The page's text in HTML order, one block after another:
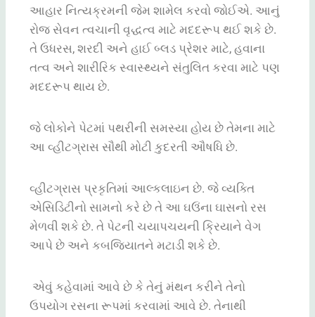
આહાર નિત્યક્રમની જેમ શામેલ કરવો જોઈએ. આનું
રોજ સેવન ત્વચાની વૃદ્ધત્વ માટે મદદરૂપ થઈ શકે છે.
તે ઉધરસ, શરદી અને હાઈ બ્લડ પ્રેશર માટે, હવાના
તત્વ અને શારીરિક સ્વાસ્થ્યને સંતુલિત કરવા માટે પણ
મદદરૂપ થાય છે.
જે લોકોને પેટમાં પથરીની સમસ્યા હોય છે તેમના માટે
આ વ્હીટગ્રાસ સૌથી મોટી કુદરતી ઔષધિ છે.
વ્હીટગ્રાસ પ્રકૃતિમાં આલ્કલાઇન છે. જે વ્યક્તિ
એસિડિટીનો સામનો કરે છે તે આ ઘઉંના ઘાસનો રસ
મેળવી શકે છે. તે પેટની ચયાપચયની ક્રિયાને વેગ
આપે છે અને કબજિયાતને મટાડી શકે છે.
એવું કહેવામાં આવે છે કે તેનું મંથન કરીને તેનો
ઉપયોગ રસના રૂપમાં કરવામાં આવે છે. તેનાથી